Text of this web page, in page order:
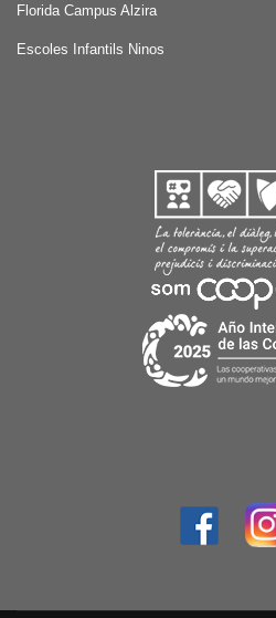
Florida Campus Alzira
Escoles Infantils Ninos